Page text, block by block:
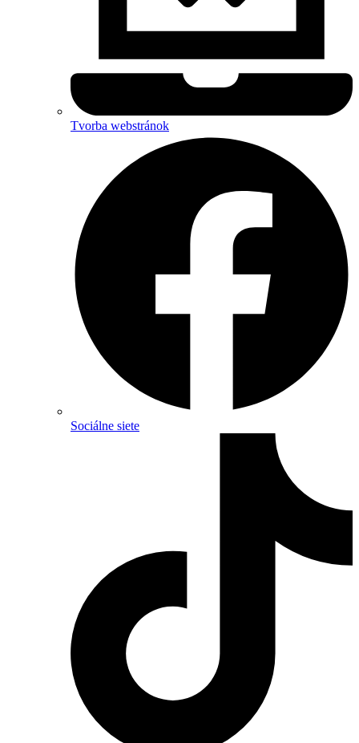
Tvorba webstránok
Sociálne siete